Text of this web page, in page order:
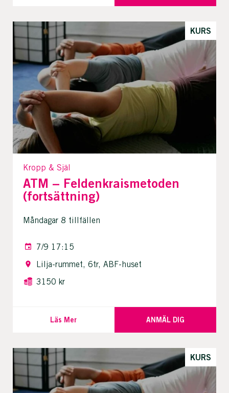
KURS
Kropp & Själ
ATM – Feldenkraismetoden
(fortsättning)
Måndagar 8 tillfällen
7/9 17:15
Lilja-rummet, 6tr, ABF-huset
3150 kr
Läs Mer ANMÄL DIG
KURS